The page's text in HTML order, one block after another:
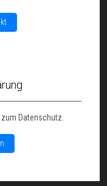
Datenschutz.